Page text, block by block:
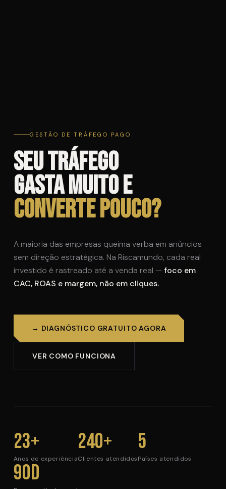
GESTÃO DE TRÁFEGO PAGO
Seu tráfego
gasta muito e
converte pouco?
A maioria das empresas queima verba em anúncios
sem direção estratégica. Na Riscamundo, cada real
investido é rastreado até a venda real —foco em
CAC, ROAS e margem, não em cliques.
→ DIAGNÓSTICO GRATUITO AGORA
VER COMO FUNCIONA
23+
Anos de experiência
240+
Clientes atendidos
5
Países atendidos
90d